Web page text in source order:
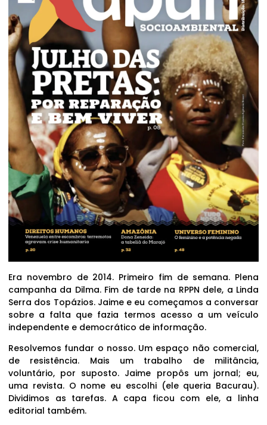
Era novembro de 2014. Primeiro fim de semana. Plena
campanha da Dilma. Fim de tarde na RPPN dele, a Linda
Serra dos Topázios. Jaime e eu começamos a conversar
sobre a falta que fazia termos acesso a um veículo
independente e democrático de informação.
Resolvemos fundar o nosso. Um espaço não comercial,
de resistência. Mais um trabalho de militância,
voluntário, por suposto. Jaime propôs um jornal; eu,
uma revista. O nome eu escolhi (ele queria Bacurau).
Dividimos as tarefas. A capa ficou com ele, a linha
editorial também.